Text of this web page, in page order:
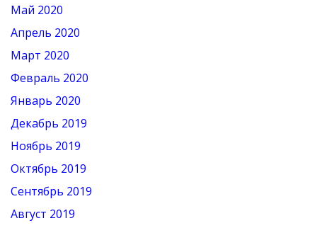
Май 2020
Апрель 2020
Март 2020
Февраль 2020
Январь 2020
Декабрь 2019
Ноябрь 2019
Октябрь 2019
Сентябрь 2019
Август 2019